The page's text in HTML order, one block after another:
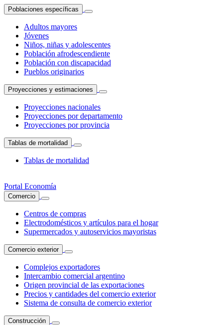
Poblaciones específicas
Adultos mayores
Jóvenes
Niños, niñas y adolescentes
Población afrodescendiente
Población con discapacidad
Pueblos originarios
Proyecciones y estimaciones
Proyecciones nacionales
Proyecciones por departamento
Proyecciones por provincia
Tablas de mortalidad
Tablas de mortalidad
Portal Economía
Comercio
Centros de compras
Electrodomésticos y artículos para el hogar
Supermercados y autoservicios mayoristas
Comercio exterior
Complejos exportadores
Intercambio comercial argentino
Origen provincial de las exportaciones
Precios y cantidades del comercio exterior
Sistema de consulta de comercio exterior
Construcción